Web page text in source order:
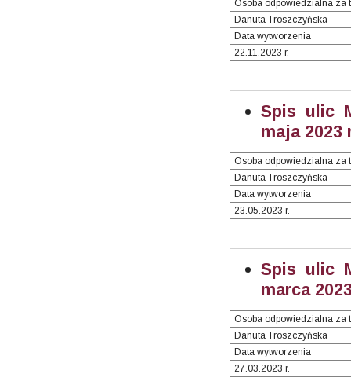
Osoba odpowiedzialna za
Danuta Troszczyńska
Data wytworzenia
22.11.2023 r.
Spis ulic
maja 2023
Osoba odpowiedzialna za
Danuta Troszczyńska
Data wytworzenia
23.05.2023 r.
Spis ulic
marca
Osoba odpowiedzialna za
Danuta Troszczyńska
Data wytworzenia
27.03.2023 r.